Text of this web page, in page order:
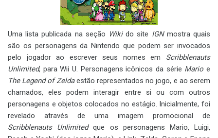
Uma lista publicada na seção Wikido site IGNmostra quais
são os personagens da Nintendo que podem ser invocados
pelo jogador ao escrever seus nomes em Scribblenauts
Unlimited, para Wii U. Personagens icônicos da série Mario e
The Legend of Zeldaestão representados no jogo, e ao serem
chamados, eles podem interagir entre si ou com outros
personagens e objetos colocados no estágio. Inicialmente, foi
revelado através de uma imagem promocional de
Scribblenauts Unlimitedque os personagens Mario, Luigi,